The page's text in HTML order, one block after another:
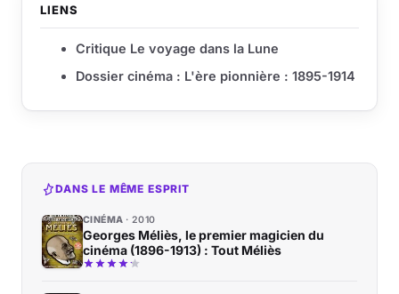
LIENS
Critique Le voyage dans la Lune
Dossier cinéma : L'ère pionnière : 1895-1914
DANS LE MÊME ESPRIT
CINÉMA 2010
Georges Méliès, le premier magicien du
cinéma (1896-1913) : Tout Méliès